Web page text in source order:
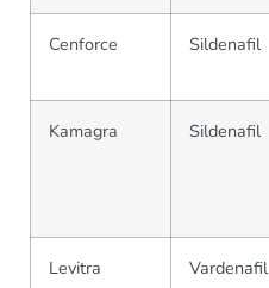
Cenforce Sildenafil
Kamagra Sildenafil
Levitra Vardenafil